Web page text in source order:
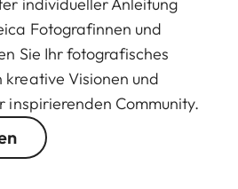
Fotografinnen und
Sie Ihr fotografisches
kreative Visionen und
inspirierenden Community.